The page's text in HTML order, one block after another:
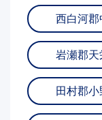
西白河郡
岩瀬郡天
田村郡小